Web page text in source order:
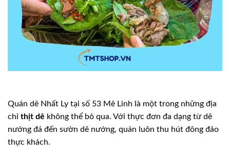
Quán dê Nhất Ly tại số 53 Mê Linh là một trong những địa
chỉ thịt dê không thể bỏ qua. Với thực đơn đa dạng từ dê
nướng đá đến sườn dê nướng, quán luôn thu hút đông đảo
thực khách.